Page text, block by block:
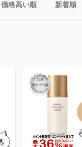
価格高い順 新着順